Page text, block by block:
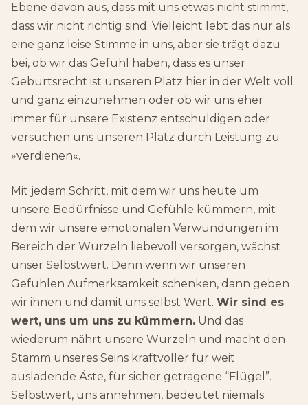
Ebene davon aus, dass mit uns etwas nicht stimmt,
dass wir nicht richtig sind. Vielleicht lebt das nur als
eine ganz leise Stimme in uns, aber sie trägt dazu
bei, ob wir das Gefühl haben, dass es unser
Geburtsrecht ist unseren Platz hier in der Welt voll
und ganz einzunehmen oder ob wir uns eher
immer für unsere Existenz entschuldigen oder
versuchen uns unseren Platz durch Leistung zu
»verdienen«.
Mit jedem Schritt, mit dem wir uns heute um
unsere Bedürfnisse und Gefühle kümmern, mit
dem wir unsere emotionalen Verwundungen im
Bereich der Wurzeln liebevoll versorgen, wächst
unser Selbstwert. Denn wenn wir unseren
Gefühlen Aufmerksamkeit schenken, dann geben
wir ihnen und damit uns selbst Wert. Wir sind es
wert, uns um uns zu kümmern. Und das
wiederum nährt unsere Wurzeln und macht den
Stamm unseres Seins kraftvoller für weit
ausladende Äste, für sicher getragene “Flügel”.
Selbstwert, uns annehmen, bedeutet niemals